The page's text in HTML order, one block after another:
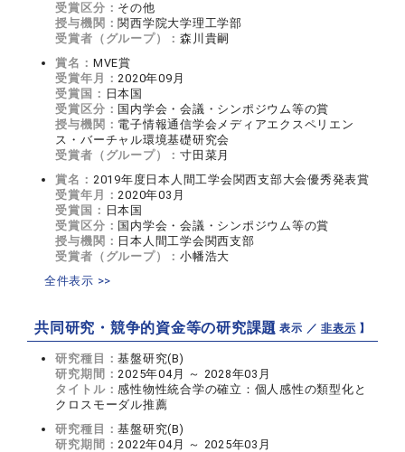
受賞区分： その他
授与機関： 関西学院大学理工学部
受賞者（グループ）：森川貴嗣
賞名： MVE賞
受賞年月：2020年09月
受賞国： 日本国
受賞区分： 国内学会・会議・シンポジウム等の賞
授与機関： 電子情報通信学会メディアエクスペリエン
ス・バーチャル環境基礎研究会
受賞者（グループ）：寸田菜月
賞名： 2019年度日本人間工学会関西支部大会優秀発表賞
受賞年月：2020年03月
受賞国： 日本国
受賞区分： 国内学会・会議・シンポジウム等の賞
授与機関： 日本人間工学会関西支部
受賞者（グループ）：小幡浩大
全件表示 >>
共同研究・競争的資金等の研究課題【 表示 ／非表示 】
研究種目：基盤研究(B)
研究期間：2025年04月 ～ 2028年03月
タイトル：感性物性統合学の確立：個人感性の類型化と
クロスモーダル推薦
研究種目：基盤研究(B)
研究期間：2022年04月 ～ 2025年03月